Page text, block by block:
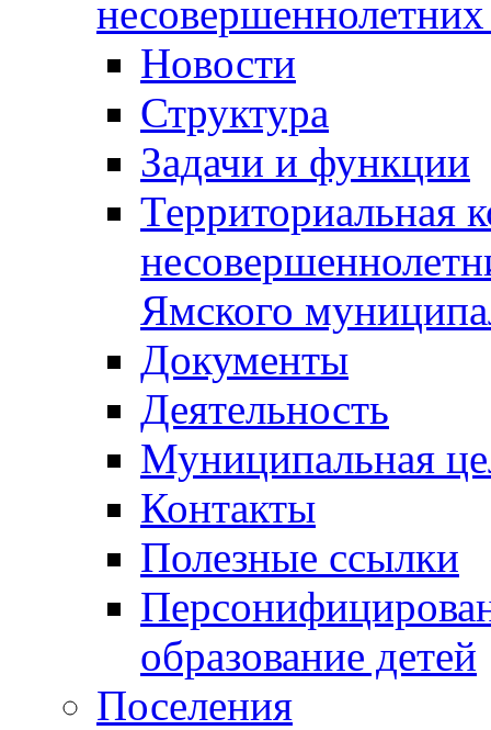
Новости
Структура
Задачи и функции
Территориальная
Ямского
Документы
Деятельность
Муниципальная
Контакты
Полезные ссылки
образование детей
Поселения